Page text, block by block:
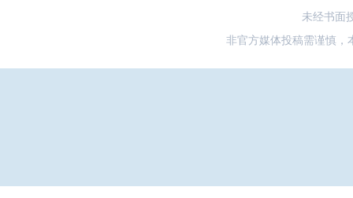
未经书面
非官方媒体投稿需谨慎，